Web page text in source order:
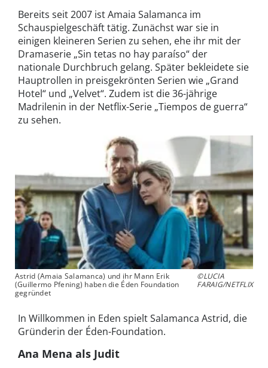
Bereits seit 2007 ist Amaia Salamanca im
Schauspielgeschäft tätig. Zunächst war sie in
einigen kleineren Serien zu sehen, ehe ihr mit der
Dramaserie „Sin tetas no hay paraíso“ der
nationale Durchbruch gelang. Später bekleidete sie
Hauptrollen in preisgekrönten Serien wie „Grand
Hotel“ und „Velvet“. Zudem ist die 36-jährige
Madrilenin in der Netflix-Serie „Tiempos de guerra“
zu sehen.
Astrid (Amaia Salamanca) und ihr Mann Erik
(Guillermo Pfening) haben die Éden Foundation
gegründet
©LUCIA
FARAIG/NETFLIX
In Willkommen in Eden spielt Salamanca Astrid, die
Gründerin der Éden-Foundation.
Ana Mena als Judit